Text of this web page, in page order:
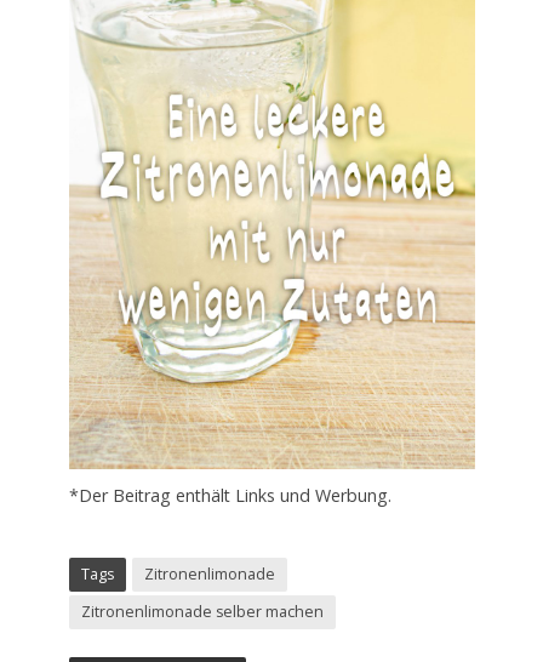
*Der Beitrag enthält Links und Werbung.
Tags
Zitronenlimonade
Zitronenlimonade selber machen